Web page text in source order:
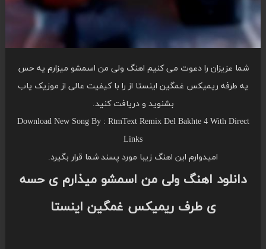
شما عزیزان را دعوت می کنیم اهنگ ولی من اسمشو میزارم یه حس
یه طرفه ریمیکس غمگین اینستا از را با کیفیت عالی از موزیک یاب
بشنوید و دریافت کنید.
Download New Song By : RtmText Remix Del Bakhte 4 With Direct
Links
امیدوارم این اهنگ زیبا مورد پسند شما قرار بگیرد.
دانلود اهنگ ولی من اسمشو میذارم ی حسه
ی طرف ریمیکس غمگین اینستا